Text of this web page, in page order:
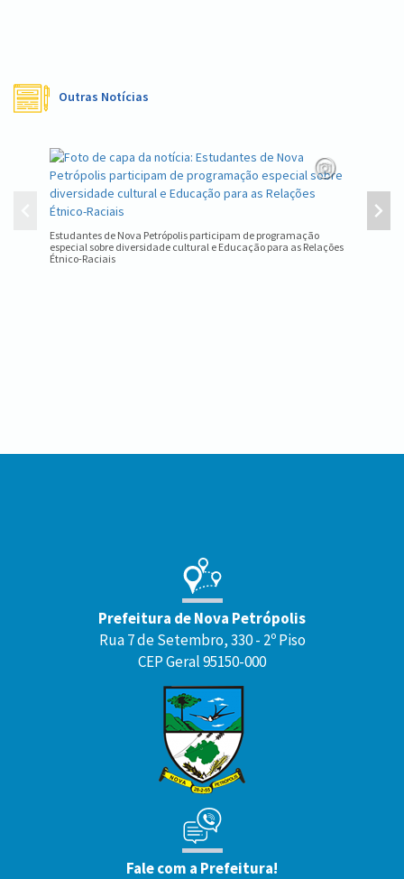
Outras Notícias
Estudantes de Nova Petrópolis participam de programação
especial sobre diversidade cultural e Educação para as Relações
Étnico-Raciais
Equipe
Prefeitura de Nova Petrópolis
Rua 7 de Setembro, 330 - 2º Piso
CEP Geral 95150-000
Fale com a Prefeitura!